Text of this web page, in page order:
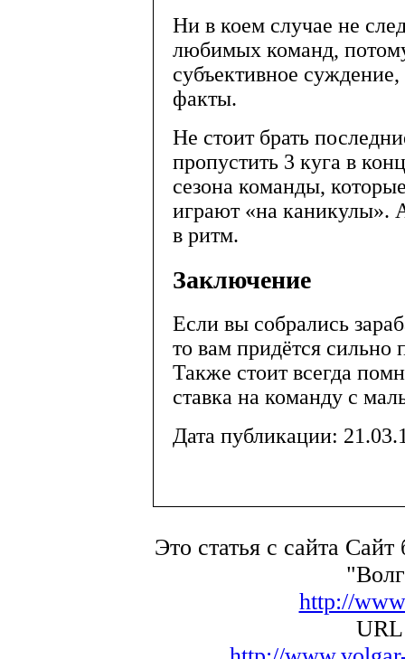
Ни в коем случае не
любимых команд, потому
субъективное
факты.
Не стоит брать
пропустить 3 куга в
сезона команды,
играют «на каникулы».
в ритм.
Заключение
Если вы собрались
то вам придётся сильно
Также стоит всегда
ставка на команду с
Дата публикации:
Это статья с сайта
http://
URL